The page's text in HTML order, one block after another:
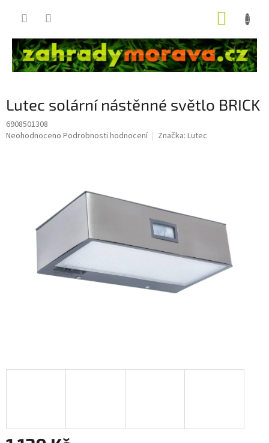
Lutec solární nástěnné světlo BRICK
6908501308
Průměrné
Neohodnoceno Podrobnosti hodnocení Značka: Lutec